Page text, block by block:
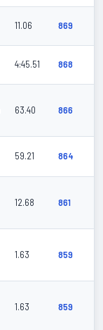
11.06 869
4:45.51 868
63.40 866
59.21 864
12.68 861
1.63 859
1.63 859